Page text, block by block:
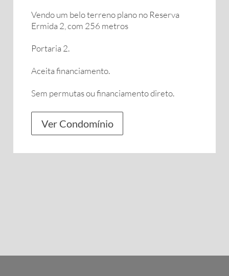
Vendo um belo terreno plano no Reserva
Ermida 2, com 256 metros
Portaria 2.
Aceita financiamento.
Sem permutas ou financiamento direto.
Ver Condomínio